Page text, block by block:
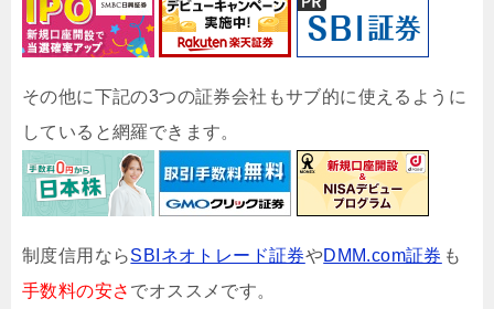
その他に下記の3つの証券会社もサブ的に使えるように
していると網羅できます。
制度信用ならSBIネオトレード証券やDMM.com証券 も
手数料の安さ でオススメです。